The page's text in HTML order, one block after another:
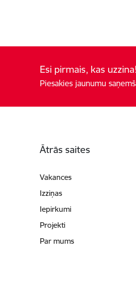
Esi pirmais, kas uzzina!
Piesakies jaunumu
Ātrās saites
Vakances
Izziņas
Iepirkumi
Projekti
Par mums